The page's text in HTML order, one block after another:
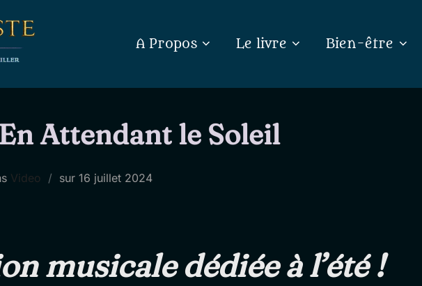
A Propos Le livre Bien-être
Attendant le Soleil
Video sur Publié
16 juillet 2024
musicale dédiée à l’été !